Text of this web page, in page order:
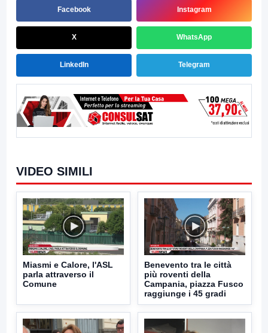
Facebook Instagram
X WhatsApp
LinkedIn Telegram
VIDEO SIMILI
Miasmi e Calore, l'ASL
parla attraverso il
Comune
Benevento tra le città
più roventi della
Campania, piazza Fusco
raggiunge i 45 gradi